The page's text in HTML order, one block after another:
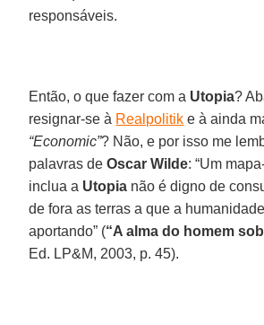
responsáveis.
Então, o que fazer com a Utopia?
resignar-se à Realpolitik e à ainda
“Economic”? Não, e por isso me
palavras deOscar Wilde: “Um
inclua a Utopia não é digno de
de fora as terras a que a
aportando” (“A alma do homem
Ed. LP&M, 2003, p. 45).